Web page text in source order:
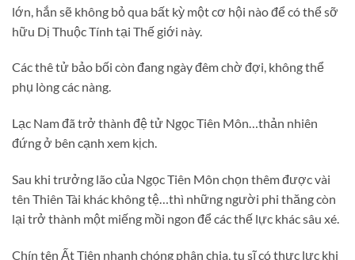
lớn, hắn sẽ không bỏ qua bất kỳ một cơ hội nào để có thể sỡ
hữu Dị Thuộc Tính tại Thế giới này.
Các thê tử bảo bối còn đang ngày đêm chờ đợi, không thể
phụ lòng các nàng.
Lạc Nam đã trở thành đệ tử Ngọc Tiên Môn…thản nhiên
đứng ở bên cạnh xem kịch.
Sau khi trưởng lão của Ngọc Tiên Môn chọn thêm được vài
tên Thiên Tài khác không tệ…thì những người phi thăng còn
lại trở thành một miếng mồi ngon để các thế lực khác sâu xé.
Chín tên Ất Tiên nhanh chóng phân chia, tu sĩ có thực lực khi